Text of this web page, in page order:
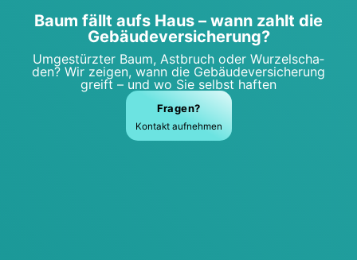
Baum fällt aufs Haus – wann zahlt die
Gebäu­de­ver­si­che­rung?
Umge­stürz­ter Baum, Ast­bruch oder Wur­zel­scha­
den? Wir zei­gen, wann die Gebäu­de­ver­si­che­rung
greift – und wo Sie selbst haf­ten
Fra­gen?
Kon­takt auf­neh­men